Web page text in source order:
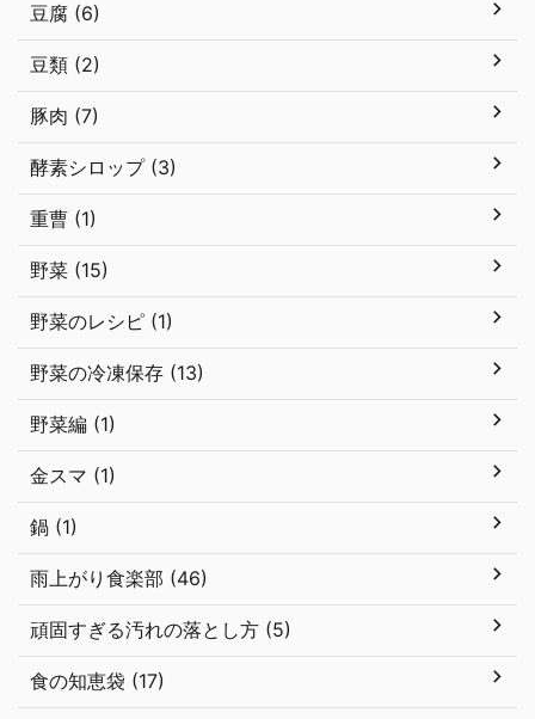
豆腐 (6)
豆類 (2)
豚肉 (7)
酵素シロップ (3)
重曹 (1)
野菜 (15)
野菜のレシピ (1)
野菜の冷凍保存 (13)
野菜編 (1)
金スマ (1)
鍋 (1)
雨上がり食楽部 (46)
頑固すぎる汚れの落とし方 (5)
食の知恵袋 (17)